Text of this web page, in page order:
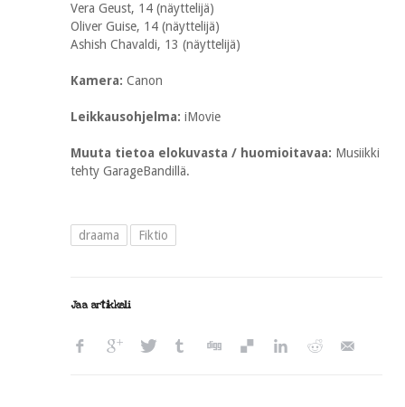
Vera Geust, 14 (näyttelijä)
Oliver Guise, 14 (näyttelijä)
Ashish Chavaldi, 13 (näyttelijä)
Kamera: Canon
Leikkausohjelma: iMovie
Muuta tietoa elokuvasta / huomioitavaa: Musiikki
tehty GarageBandillä.
draama Fiktio
Jaa artikkeli